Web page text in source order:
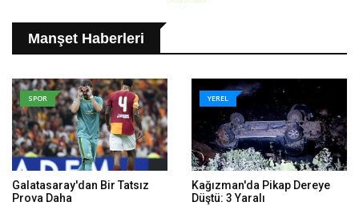
Manşet Haberleri
SPOR
Galatasaray'dan Bir Tatsız
Prova Daha
YEREL
Kağızman'da Pikap Dereye
Düştü: 3 Yaralı